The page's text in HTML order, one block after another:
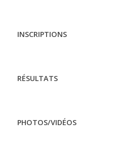
INSCRIPTIONS
RÉSULTATS
PHOTOS/VIDÉOS